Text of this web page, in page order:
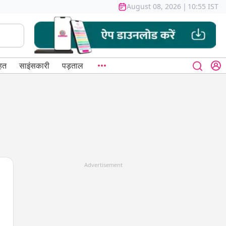
August 08, 2026 | 10:55 IST
साइंसकारी पड़ताल
Advertisement